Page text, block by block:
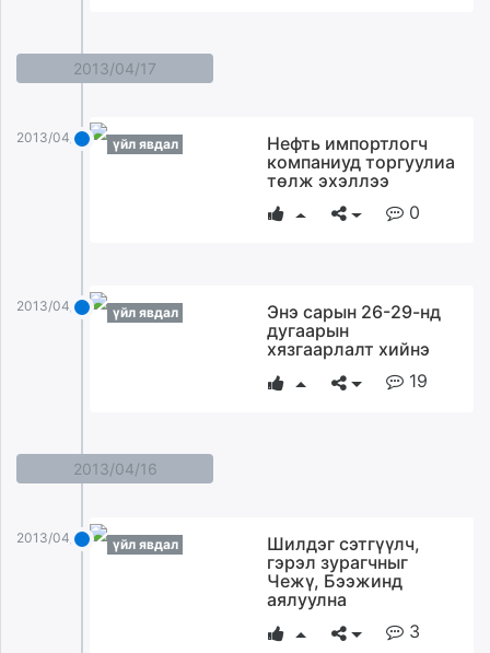
2013/04/17
2013/04/17 үйл явдал
Нефть импортлогч
компаниуд торгуулиа
төлж эхэллээ
0
2013/04/17 үйл явдал
Энэ сарын 26-29-нд
дугаарын
хязгаарлалт хийнэ
19
2013/04/16
2013/04/16 үйл явдал
Шилдэг сэтгүүлч,
гэрэл зурагчныг
Чежү, Бээжинд
аялуулна
3